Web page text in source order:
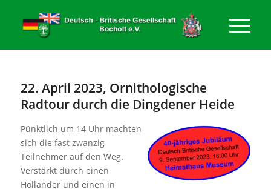
22. April 2023, Ornithologische
Radtour durch die Dingdener Heide
Pünktlich um 14 Uhr machten
sich die fast zwanzig
Teilnehmer auf den Weg.
Verstärkt durch einen
Holländer und einen in